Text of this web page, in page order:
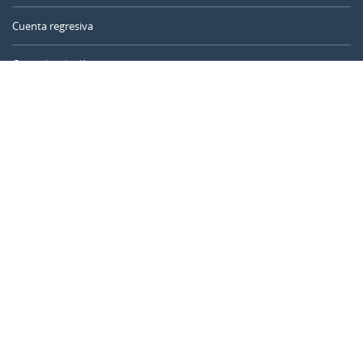
Cuenta regresiva
Contador de días